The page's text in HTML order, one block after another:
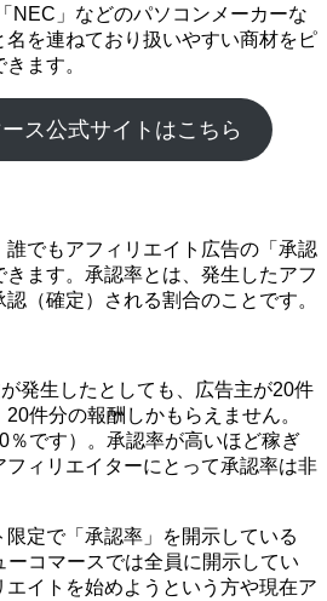
NEC」などのパソコンメーカーな
名を連ねており扱いやすい商材をピ
ます。
ス公式サイトはこちら
でもアフィリエイト広告の「承認
ます。承認率とは、発生したアフ
（確定）される割合のことです。
発生したとしても、広告主が20件
件分の報酬しかもらえません。
％です）。承認率が高いほど稼ぎ
ィリエイターにとって承認率は非
定で「承認率」を開示している
コマースでは全員に開示してい
エイトを始めようという方や現在ア